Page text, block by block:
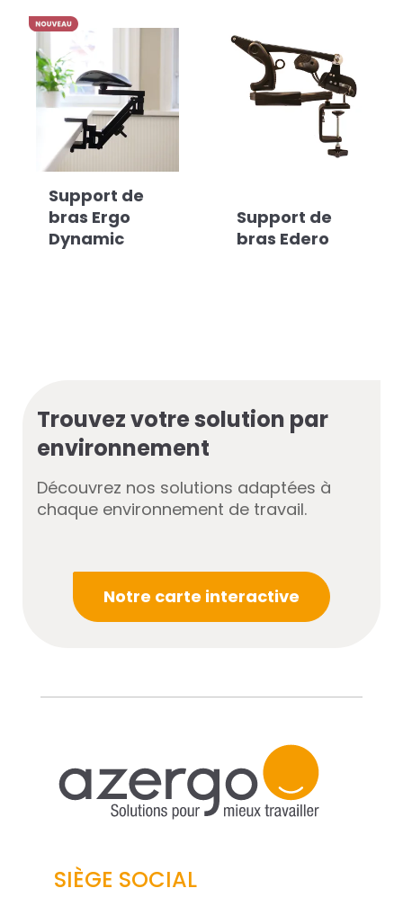
Support de
bras Ergo
Dynamic
Support de
bras Edero
Trouvez votre solution par
environnement
Découvrez nos solutions adaptées à
chaque environnement de travail.
Notre carte interactive
SIÈGE SOCIAL